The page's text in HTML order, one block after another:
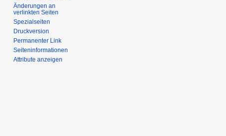
Änderungen an
verlinkten Seiten
Spezialseiten
Druckversion
Permanenter Link
Seiten­informationen
Attribute anzeigen